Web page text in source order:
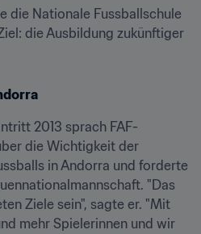
die Nationale Fussballschule
die Ausbildung zukünftiger
2013 sprach FAF-
die Wichtigkeit der
in Andorra und forderte
"Das
Ziele sein", sagte er. "Mit
mehr Spielerinnen und wir